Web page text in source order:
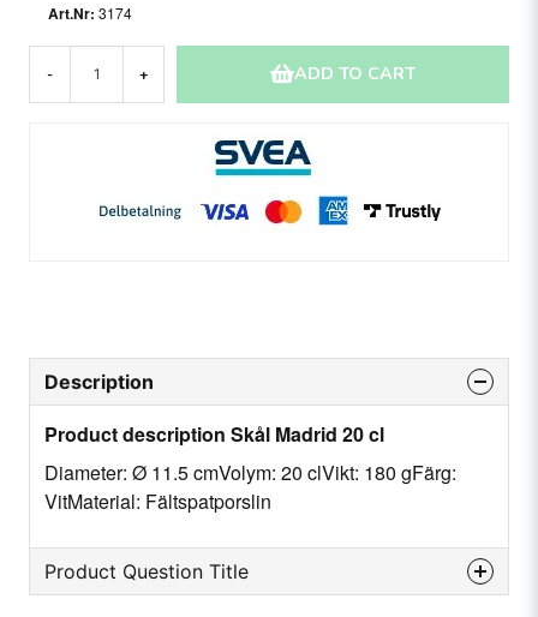
3174
- + ADD TO CART
Description
Product description Skål Madrid 20 cl
Diameter: Ø 11.5 cmVolym: 20 clVikt: 180 gFärg:
VitMaterial: Fältspatporslin
Product Question Title